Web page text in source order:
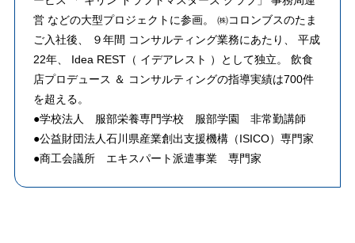
営 などの大型プロジェクトに参画。 ㈱コロンブスのたま
ご入社後、 ９年間 コンサルティング業務にあたり、 平成
22年、 Idea REST（ イデアレスト ）として独立。 飲食
店プロデュース ＆ コンサルティングの指導実績は700件
を超える。
●学校法人 服部栄養専門学校 服部学園 非常勤講師
●公益財団法人石川県産業創出支援機構（ISICO）専門家
●商工会議所 エキスパート派遣事業 専門家